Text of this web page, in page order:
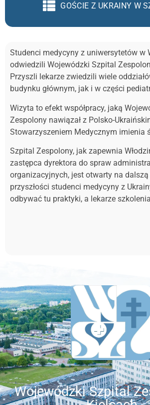
GOŚCIE Z UKRAINY W
Studenci medycyny z uniwersytetów w
odwiedzili Wojewódzki Szpital
Przyszli lekarze zwiedzili wiele
budynku głównym, jak i w części
Wizyta to efekt współpracy, jaką
Zespolony nawiązał z Polsko-
Stowarzyszeniem Medycznym imienia
Szpital Zespolony, jak zapewnia
zastępca dyrektora do spraw
organizacyjnych, jest otwarty na dalszą
przyszłości studenci medycyny z
odbywać tu praktyki, a lekarze
Wojewódzki Szpital